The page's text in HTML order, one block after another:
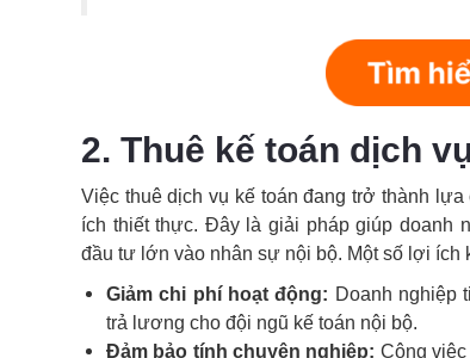
2. Thuê kế toán dịch
Việc thuê dịch vụ kế toán đang trở thành
ích thiết thực. Đây là giải pháp giúp doanh
đầu tư lớn vào nhân sự nội bộ. Một số lợi ích
Giảm chi phí hoạt động: Doanh nghiệp
trả lương cho đội ngũ kế toán nội bộ.
Đảm bảo tính chuyên nghiệp: Công